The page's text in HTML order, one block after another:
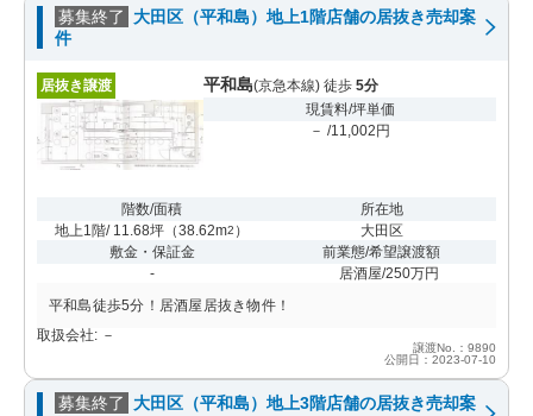
募集終了
大田区（平和島）地上1階店舗の居抜き売却案
件
居抜き譲渡 平和島(京急本線) 徒歩 5分
現賃料/坪単価
－ /11,002円
階数/面積
地上1階/ 11.68坪 （38.62m2 ）
所在地
大田区
敷金・保証金
-
前業態/希望譲渡額
居酒屋/250万円
平和島徒歩5分！居酒屋居抜き物件！
取扱会社: －
譲渡No.：9890
公開日：2023-07-10
募集終了
大田区（平和島）地上3階店舗の居抜き売却案